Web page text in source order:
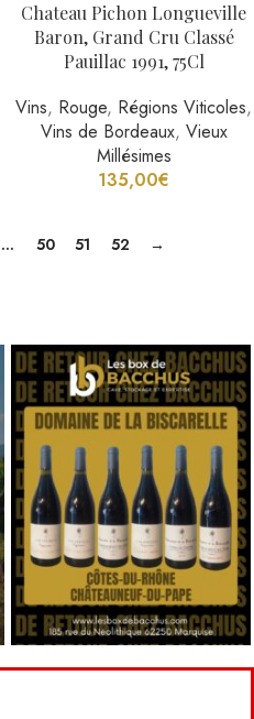
Chateau Pichon Longueville
Baron, Grand Cru Classé
Pauillac 1991, 75Cl
Vins, Rouge, Régions Viticoles,
Vins de Bordeaux, Vieux
Millésimes
135,00€
… 50 51 52 →